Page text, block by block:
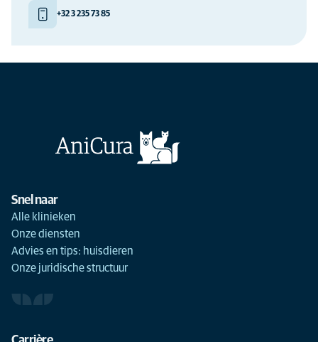
+32 3 235 73 85
Snel naar
Alle klinieken
Onze diensten
Advies en tips: huisdieren
Onze juridische structuur